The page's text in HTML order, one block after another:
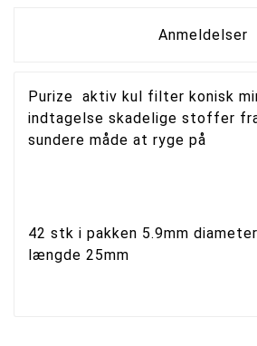
Anmeldelser
Purize aktiv kul filter konisk
indtagelse skadelige stoffer
sundere måde at ryge på
42 stk i pakken 5.9mm
længde 25mm